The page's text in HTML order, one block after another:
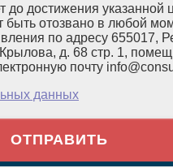
до достижения указанной
отозвано в любой
по адресу 655017,
Крылова, д. 68 стр. 1,
почту
данных